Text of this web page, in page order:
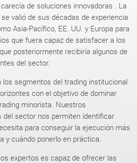
de soluciones innovadoras . La
valió de sus décadas de experiencia
Asia-Pacífico, EE. UU. y Europa para
que fuera capaz de satisfacer a los
posteriormente recibiría algunos de
del sector.
segmentos del trading institucional
con el objetivo de dominar
minorista. Nuestros
sector nos permiten identificar
para conseguir la ejecución más
y cuándo ponerlo en práctica.
expertos es capaz de ofrecer las